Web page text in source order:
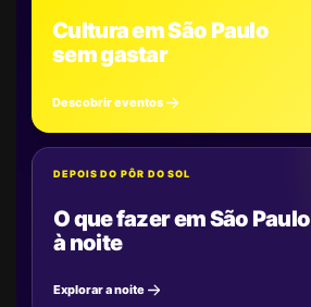
Cultura em São Paulo
sem gastar
Descobrir eventos
DEPOIS DO PÔR DO SOL
O que fazer em São Paulo
à noite
Explorar a noite